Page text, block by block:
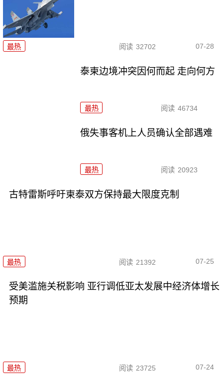
最热 阅读 32702 07-28
泰柬边境冲突因何而起 走向何方
最热 阅读 46734
俄失事客机上人员确认全部遇难
最热 阅读 20923
古特雷斯呼吁柬泰双方保持最大限度克制
最热 阅读 21392 07-25
受美滥施关税影响 亚行调低亚太发展中经济体增长
预期
最热 阅读 23725 07-24